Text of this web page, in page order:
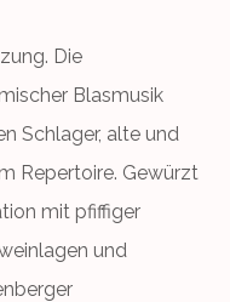
Die
Blasmusik
Schlager, alte und
Repertoire. Gewürzt
mit pfiffiger
und